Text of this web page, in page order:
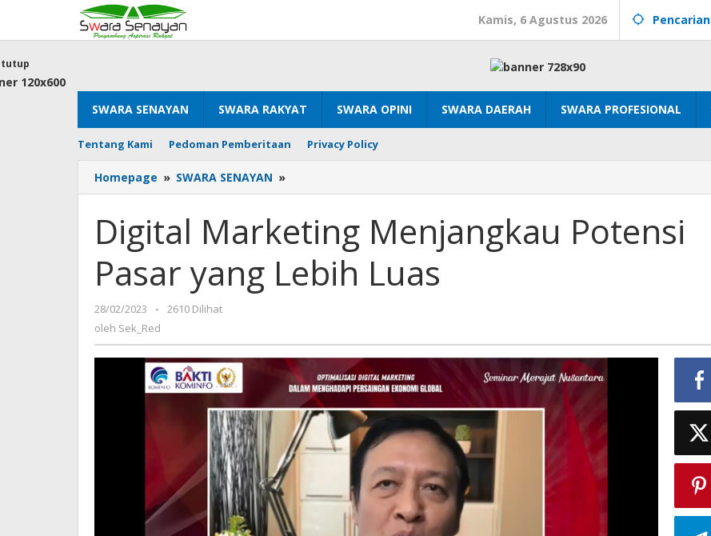
konten
Kamis, 6 Agustus 2026 Pencarian
SWARA SENAYAN SWARA RAKYAT SWARA OPINI SWARA DAERAH SWARA PROFESIONAL
Tentang Kami Pedoman Pemberitaan Privacy Policy
tutup
Homepage » SWARA SENAYAN »
Marketing
Potensi
Pasar
yang
Lebih
Digital Marketing Menjangkau Potensi
Pasar yang Lebih Luas
28/02/2023
oleh
Sek_Red
-
2610 Dilihat
oleh Sek_Red